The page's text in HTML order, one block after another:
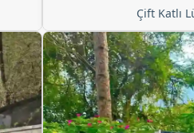
Çift Katlı